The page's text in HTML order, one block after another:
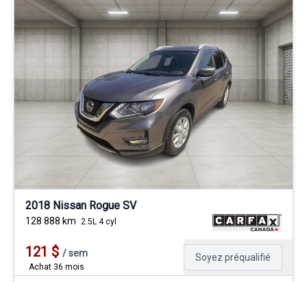
2018 Nissan Rogue SV
128 888 km 2.5L 4 cyl
121 $ /sem
Achat 36 mois
Soyez préqualifié